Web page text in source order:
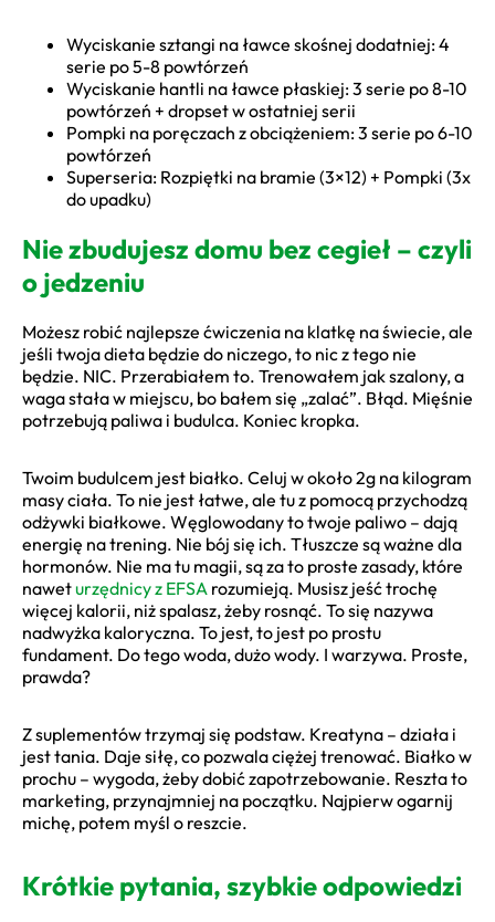
Wyciskanie sztangi na ławce skośnej dodatniej: 4
serie po 5-8 powtórzeń
Wyciskanie hantli na ławce płaskiej: 3 serie po 8-10
powtórzeń + dropset w ostatniej serii
Pompki na poręczach z obciążeniem: 3 serie po 6-10
powtórzeń
Superseria: Rozpiętki na bramie (3×12) + Pompki (3x
do upadku)
Nie zbudujesz domu bez cegieł – czyli
o jedzeniu
Możesz robić najlepsze ćwiczenia na klatkę na świecie, ale
jeśli twoja dieta będzie do niczego, to nic z tego nie
będzie. NIC. Przerabiałem to. Trenowałem jak szalony, a
waga stała w miejscu, bo bałem się „zalać”. Błąd. Mięśnie
potrzebują paliwa i budulca. Koniec kropka.
Twoim budulcem jest białko. Celuj w około 2g na kilogram
masy ciała. To nie jest łatwe, ale tu z pomocą przychodzą
odżywki białkowe. Węglowodany to twoje paliwo – dają
energię na trening. Nie bój się ich. Tłuszcze są ważne dla
hormonów. Nie ma tu magii, są za to proste zasady, które
naweturzędnicy z EFSA rozumieją. Musisz jeść trochę
więcej kalorii, niż spalasz, żeby rosnąć. To się nazywa
nadwyżka kaloryczna. To jest, to jest po prostu
fundament. Do tego woda, dużo wody. I warzywa. Proste,
prawda?
Z suplementów trzymaj się podstaw. Kreatyna – działa i
jest tania. Daje siłę, co pozwala ciężej trenować. Białko w
prochu – wygoda, żeby dobić zapotrzebowanie. Reszta to
marketing, przynajmniej na początku. Najpierw ogarnij
michę, potem myśl o reszcie.
Krótkie pytania, szybkie odpowiedzi